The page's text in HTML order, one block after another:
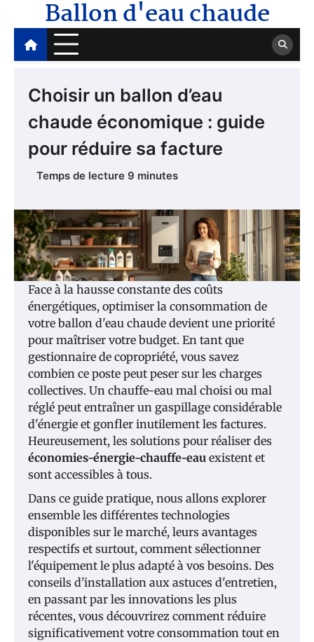
content
Ballon d'eau chaude
Choisir un ballon d’eau
chaude économique : guide
pour réduire sa facture
Face à la hausse constante des coûts
énergétiques, optimiser la consommation de
votre ballon d'eau chaude devient une priorité
pour maîtriser votre budget. En tant que
gestionnaire de copropriété, vous savez
combien ce poste peut peser sur les charges
collectives. Un chauffe-eau mal choisi ou mal
réglé peut entraîner un gaspillage considérable
d'énergie et gonfler inutilement les factures.
Heureusement, les solutions pour réaliser des
économies-énergie-chauffe-eau existent et
sont accessibles à tous.
Dans ce guide pratique, nous allons explorer
ensemble les différentes technologies
disponibles sur le marché, leurs avantages
respectifs et surtout, comment sélectionner
l'équipement le plus adapté à vos besoins. Des
conseils d'installation aux astuces d'entretien,
en passant par les innovations les plus
récentes, vous découvrirez comment réduire
significativement votre consommation tout en